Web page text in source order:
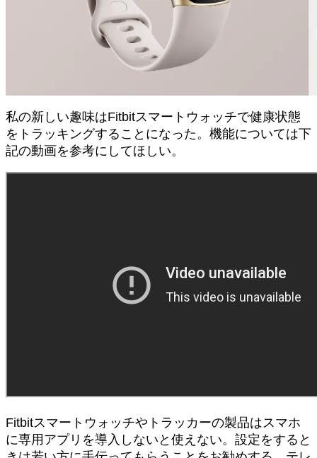
私の新しい趣味はFitbitスマートウォッチで健康状態
をトラッキングすることになった。機能については下
記の動画を参考にしてほしい。
Fitbitスマートウォッチやトラッカーの製品はスマホ
に専用アプリを導入しないと使えない。設定をすると